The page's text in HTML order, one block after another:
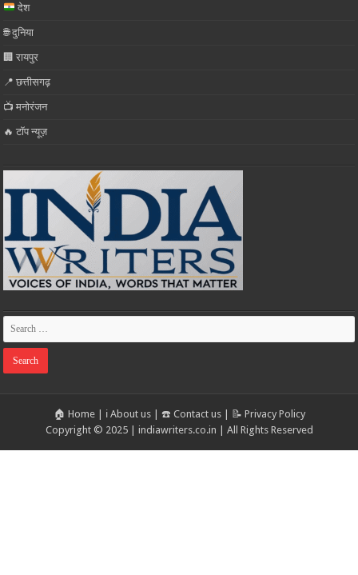
देश
🌐 दुनिया
🏢 रायपुर
📍 छत्तीसगढ़
📺 मनोरंजन
🔥 टॉप न्यूज़
🏠 Home| ℹ️ About us| ☎️ Contact us| 📝 Privacy Policy
Copyright © 2025 | indiawriters.co.in | All Rights Reserved